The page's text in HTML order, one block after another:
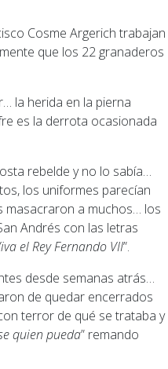
Cosme Argerich trabajan
que los 22 granaderos
la herida en la pierna
es la derrota ocasionada
rebelde y no lo sabía…
los uniformes parecían
masacraron a muchos… los
Andrés con las letras
el Rey Fernando VII”.
desde semanas atrás…
de quedar encerrados
terror de qué se trataba y
quien pueda” remando